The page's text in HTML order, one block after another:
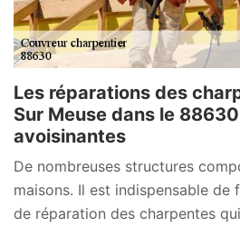
Les réparations des
Sur Meuse dans le
avoisinantes
De nombreuses structures
maisons. Il est indispensable de
de réparation des charpentes